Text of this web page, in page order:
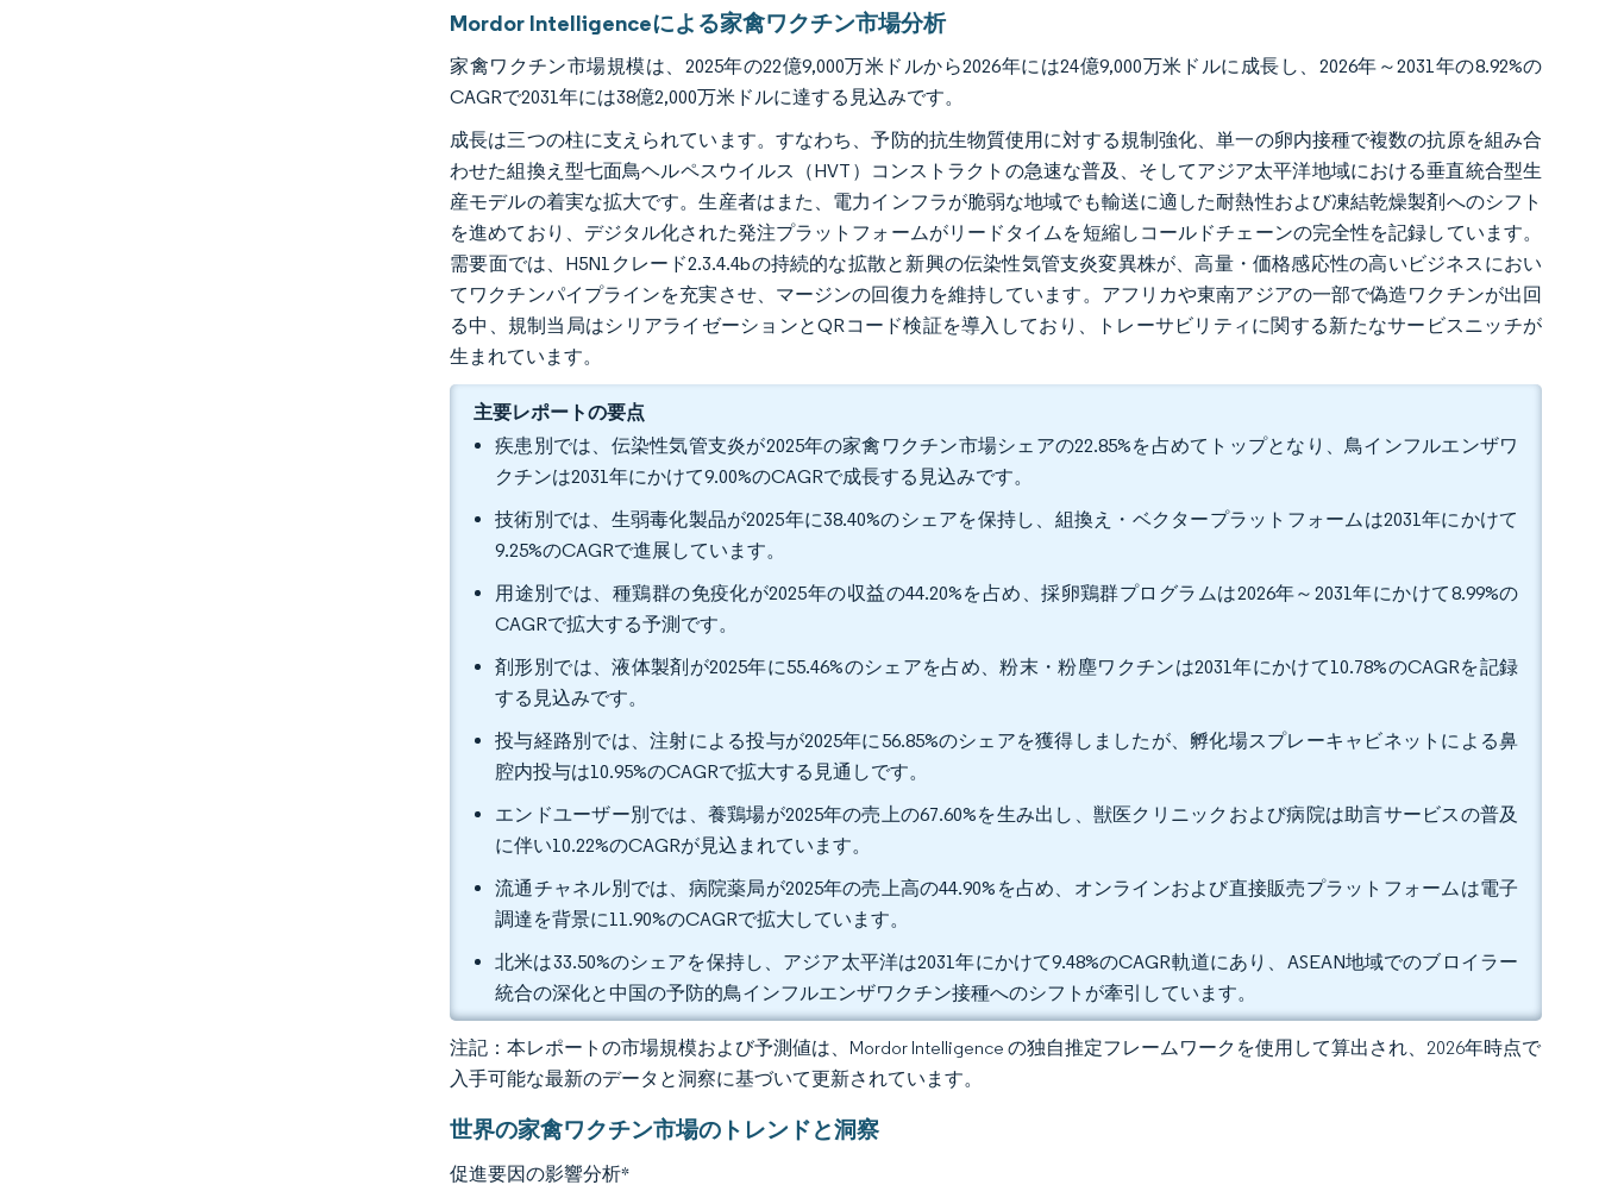
Mordor Intelligenceによる家禽ワクチン市場分析
家禽ワクチン市場規模は、2025年の22億9,000万米ドルから2026年には24億9,000万米ドルに成長し、2026年～2031年の8.92%の
CAGRで2031年には38億2,000万米ドルに達する見込みです。
成長は三つの柱に支えられています。すなわち、予防的抗生物質使用に対する規制強化、単一の卵内接種で複数の抗原を組み合
わせた組換え型七面鳥ヘルペスウイルス（HVT）コンストラクトの急速な普及、そしてアジア太平洋地域における垂直統合型生
産モデルの着実な拡大です。生産者はまた、電力インフラが脆弱な地域でも輸送に適した耐熱性および凍結乾燥製剤へのシフト
を進めており、デジタル化された発注プラットフォームがリードタイムを短縮しコールドチェーンの完全性を記録しています。
需要面では、H5N1クレード2.3.4.4bの持続的な拡散と新興の伝染性気管支炎変異株が、高量・価格感応性の高いビジネスにおい
てワクチンパイプラインを充実させ、マージンの回復力を維持しています。アフリカや東南アジアの一部で偽造ワクチンが出回
る中、規制当局はシリアライゼーションとQRコード検証を導入しており、トレーサビリティに関する新たなサービスニッチが
生まれています。
主要レポートの要点
疾患別では、伝染性気管支炎が2025年の家禽ワクチン市場シェアの22.85%を占めてトップとなり、鳥インフルエンザワ
クチンは2031年にかけて9.00%のCAGRで成長する見込みです。
技術別では、生弱毒化製品が2025年に38.40%のシェアを保持し、組換え・ベクタープラットフォームは2031年にかけて
9.25%のCAGRで進展しています。
用途別では、種鶏群の免疫化が2025年の収益の44.20%を占め、採卵鶏群プログラムは2026年～2031年にかけて8.99%の
CAGRで拡大する予測です。
剤形別では、液体製剤が2025年に55.46%のシェアを占め、粉末・粉塵ワクチンは2031年にかけて10.78%のCAGRを記録
する見込みです。
投与経路別では、注射による投与が2025年に56.85%のシェアを獲得しましたが、孵化場スプレーキャビネットによる鼻
腔内投与は10.95%のCAGRで拡大する見通しです。
エンドユーザー別では、養鶏場が2025年の売上の67.60%を生み出し、獣医クリニックおよび病院は助言サービスの普及
に伴い10.22%のCAGRが見込まれています。
流通チャネル別では、病院薬局が2025年の売上高の44.90%を占め、オンラインおよび直接販売プラットフォームは電子
調達を背景に11.90%のCAGRで拡大しています。
北米は33.50%のシェアを保持し、アジア太平洋は2031年にかけて9.48%のCAGR軌道にあり、ASEAN地域でのブロイラー
統合の深化と中国の予防的鳥インフルエンザワクチン接種へのシフトが牽引しています。
注記：本レポートの市場規模および予測値は、Mordor Intelligence の独自推定フレームワークを使用して算出され、2026年時点で
入手可能な最新のデータと洞察に基づいて更新されています。
世界の家禽ワクチン市場のトレンドと洞察
促進要因の影響分析*